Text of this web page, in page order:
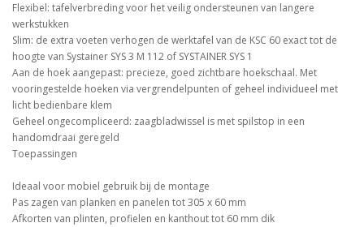
Flexibel: tafelverbreding voor het veilig ondersteunen van langere
werkstukken
Slim: de extra voeten verhogen de werktafel van de KSC 60 exact tot de
hoogte van Systainer SYS 3 M 112 of SYSTAINER SYS 1
Aan de hoek aangepast: precieze, goed zichtbare hoekschaal. Met
vooringestelde hoeken via vergrendelpunten of geheel individueel met
licht bedienbare klem
Geheel ongecompliceerd: zaagbladwissel is met spilstop in een
handomdraai geregeld
Toepassingen
Ideaal voor mobiel gebruik bij de montage
Pas zagen van planken en panelen tot 305 x 60 mm
Afkorten van plinten, profielen en kanthout tot 60 mm dik